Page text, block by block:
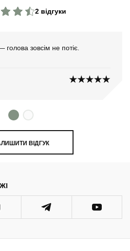
2 відгуки
голова зовсім не потіє.
ВІДГУК